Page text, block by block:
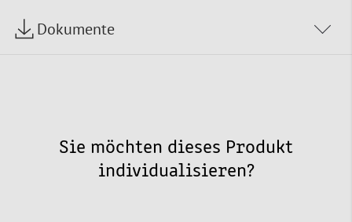
Dokumente
Sie möchten dieses Produkt
individualisieren?